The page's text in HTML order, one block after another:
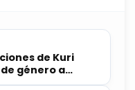
de Kuri
género a
y PVEM